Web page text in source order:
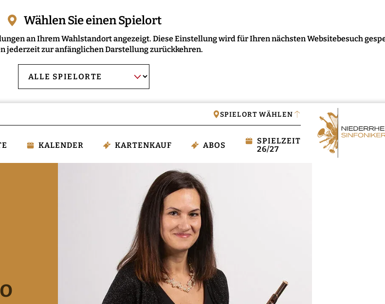
SPIELORT WÄHLEN
Wählen Sie einen Spielort
an Ihrem Wahlstandort angezeigt. Diese Einstellung wird für Ihren nächsten Websitebesuch
jederzeit zur anfänglichen Darstellung zurückkehren.
KALENDER KARTENKAUF ABOS
SPIELZEIT
26/27